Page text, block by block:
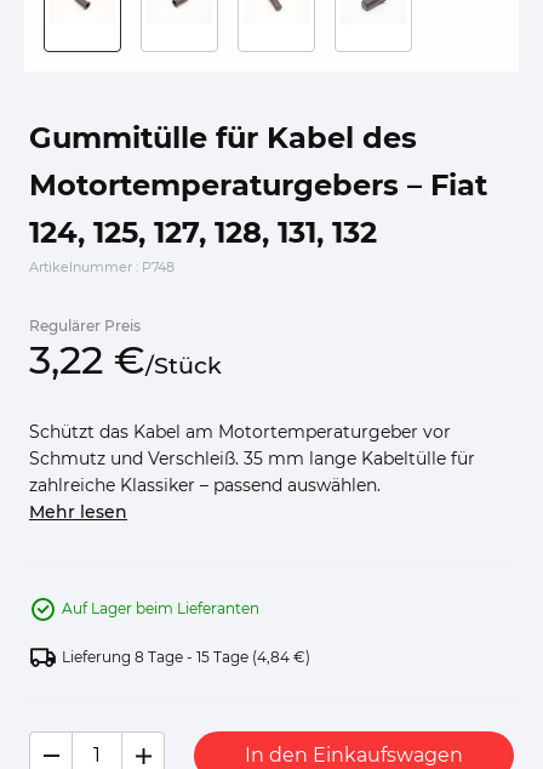
Gummitülle für Kabel des
Motortemperaturgebers – Fiat
124, 125, 127, 128, 131, 132
Artikelnummer : P748
Regulärer Preis
3,22 €/Stück
Schützt das Kabel am Motortemperaturgeber vor
Schmutz und Verschleiß. 35 mm lange Kabeltülle für
zahlreiche Klassiker – passend auswählen.
Mehr lesen
Auf Lager beim Lieferanten
Lieferung 8 Tage - 15 Tage (4,84 €)
In den Einkaufswagen